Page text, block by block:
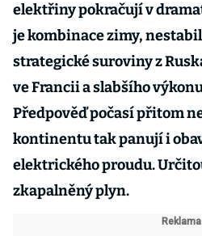
elektřiny pokračují v
je kombinace zimy,
strategické suroviny z
ve Francii a slabšího
Předpověď počasí přitom
kontinentu tak panují i
elektrického proudu.
zkapalněný plyn.